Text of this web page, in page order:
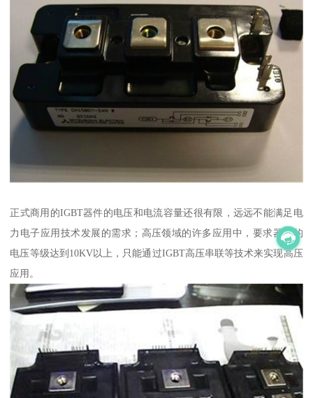
正式商用的IGBT器件的电压和电流容量还很有限，远远不能满足电
力电子应用技术发展的需求；高压领域的许多应用中，要求器件的
电压等级达到10KV以上，只能通过IGBT高压串联等技术来实现高压
应用。